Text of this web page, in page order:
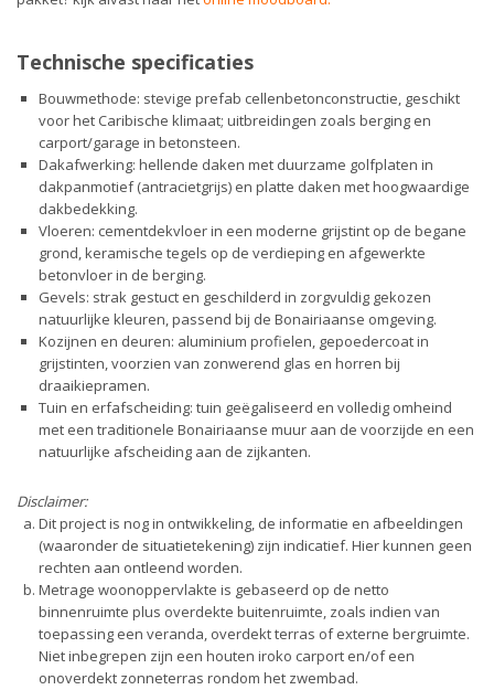
Technische specificaties
Bouwmethode: stevige prefab cellenbetonconstructie, geschikt
voor het Caribische klimaat; uitbreidingen zoals berging en
carport/garage in betonsteen.
Dakafwerking: hellende daken met duurzame golfplaten in
dakpanmotief (antracietgrijs) en platte daken met hoogwaardige
dakbedekking.
Vloeren: cementdekvloer in een moderne grijstint op de begane
grond, keramische tegels op de verdieping en afgewerkte
betonvloer in de berging.
Gevels: strak gestuct en geschilderd in zorgvuldig gekozen
natuurlijke kleuren, passend bij de Bonairiaanse omgeving.
Kozijnen en deuren: aluminium profielen, gepoedercoat in
grijstinten, voorzien van zonwerend glas en horren bij
draaikiepramen.
Tuin en erfafscheiding: tuin geëgaliseerd en volledig omheind
met een traditionele Bonairiaanse muur aan de voorzijde en een
natuurlijke afscheiding aan de zijkanten.
Disclaimer:
Dit project is nog in ontwikkeling, de informatie en afbeeldingen
(waaronder de situatietekening) zijn indicatief. Hier kunnen geen
rechten aan ontleend worden.
Metrage woonoppervlakte is gebaseerd op de netto
binnenruimte plus overdekte buitenruimte, zoals indien van
toepassing een veranda, overdekt terras of externe bergruimte.
Niet inbegrepen zijn een houten iroko carport en/of een
onoverdekt zonneterras rondom het zwembad.